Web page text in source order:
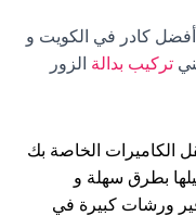
كادر في الكويت و
تركيب بدالة الزور
الكاميرات الخاصة بك
بطرق سهلة و
ورشات كبيرة في